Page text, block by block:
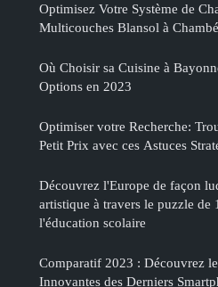
Optimisez Votre Système de
Multicouches Blansol à
Où Choisir sa Cuisine à
Options en 2023
Optimiser votre Recherche:
Petit Prix avec ces Astuces
Découvrez l'Europe de façon
artistique à travers le puzzle de
l'éducation scolaire
Comparatif 2023 : Découvrez
Innovantes des Derniers